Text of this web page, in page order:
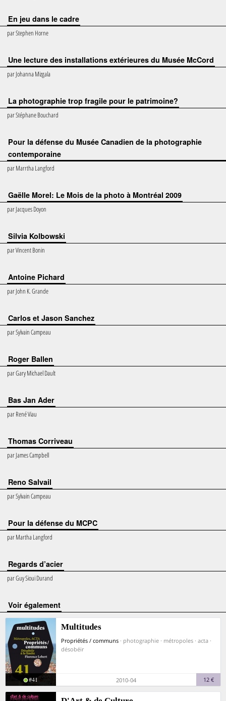
En jeu dans le cadre
parStephen Horne
Une lecture des installations extérieures du Musée McCord
parJohanna Mizgala
La photographie trop fragile pour le patrimoine?
parStéphane Bouchard
Pour la défense du Musée Canadien de la photographie
contemporaine
parMarrtha Langford
Gaëlle Morel: Le Mois de la photo à Montréal 2009
parJacques Doyon
Silvia Kolbowski
parVincent Bonin
Antoine Pichard
parJohn K. Grande
Carlos et Jason Sanchez
parSylvain Campeau
Roger Ballen
parGary Michael Dault
Bas Jan Ader
parRené Viau
Thomas Corriveau
parJames Campbell
Reno Salvail
parSylvain Campeau
Pour la défense du MCPC
parMartha Langford
Regards d’acier
parGuy Sioui Durand
voir également
Multitudes
Propriétés / communs · photographie · métropoles · acta ·
désobéir
#41 2010-04 12 €